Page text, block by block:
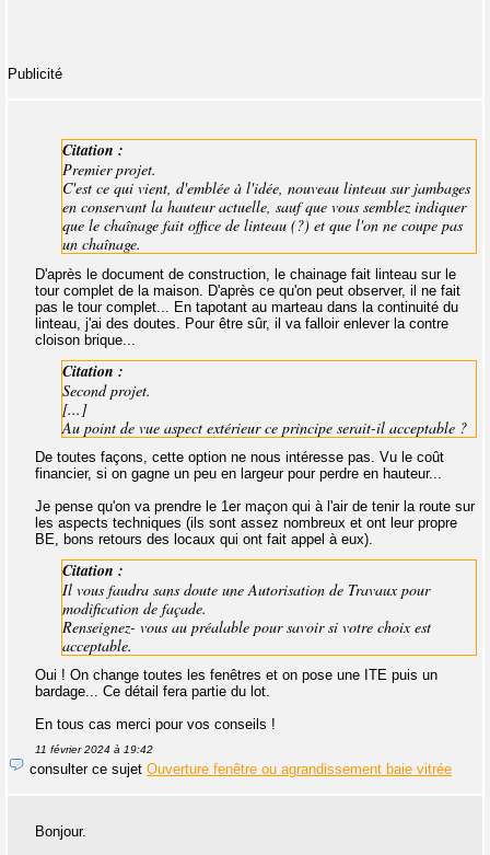
Publicité
Citation :
Premier projet.
C'est ce qui vient, d'emblée à l'idée, nouveau linteau sur jambages
en conservant la hauteur actuelle, sauf que vous semblez indiquer
que le chaînage fait office de linteau (?) et que l'on ne coupe pas
un chaînage.
D'après le document de construction, le chainage fait linteau sur le
tour complet de la maison. D'après ce qu'on peut observer, il ne fait
pas le tour complet... En tapotant au marteau dans la continuité du
linteau, j'ai des doutes. Pour être sûr, il va falloir enlever la contre
cloison brique...
Citation :
Second projet.
[...]
Au point de vue aspect extérieur ce principe serait-il acceptable ?
De toutes façons, cette option ne nous intéresse pas. Vu le coût
financier, si on gagne un peu en largeur pour perdre en hauteur...
Je pense qu'on va prendre le 1er maçon qui à l'air de tenir la route sur
les aspects techniques (ils sont assez nombreux et ont leur propre
BE, bons retours des locaux qui ont fait appel à eux).
Citation :
Il vous faudra sans doute une Autorisation de Travaux pour
modification de façade.
Renseignez- vous au préalable pour savoir si votre choix est
acceptable.
Oui ! On change toutes les fenêtres et on pose une ITE puis un
bardage... Ce détail fera partie du lot.
En tous cas merci pour vos conseils !
11 février 2024 à 19:42
consulter ce sujet Ouverture fenêtre ou agrandissement baie vitrée
Bonjour.